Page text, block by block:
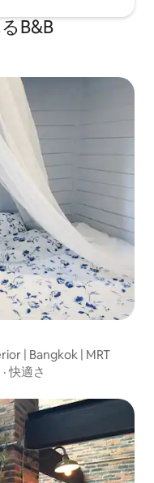
B&B
| Bangkok | MRT
·快適さ